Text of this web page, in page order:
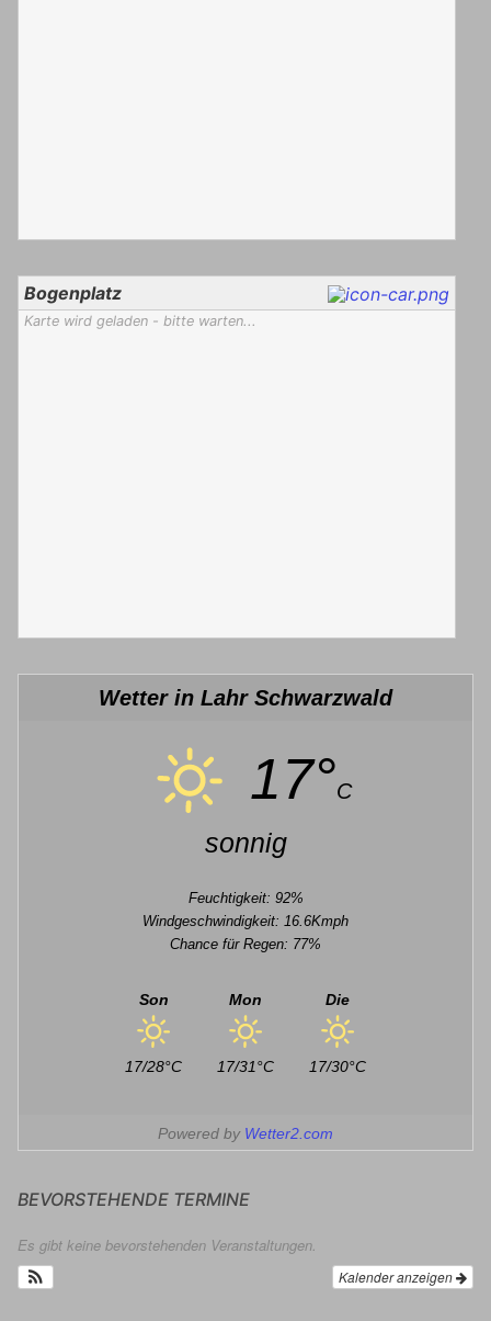
Bogenplatz
Karte wird geladen - bitte warten...
Wetter in Lahr Schwarzwald
17°C
sonnig
Feuchtigkeit: 92%
Windgeschwindigkeit: 16.6Kmph
Chance für Regen: 77%
Son
17/28°C
Mon
17/31°C
Die
17/30°C
Powered by Wetter2.com
BEVORSTEHENDE TERMINE
Es gibt keine bevorstehenden Veranstaltungen.
Kalender anzeigen